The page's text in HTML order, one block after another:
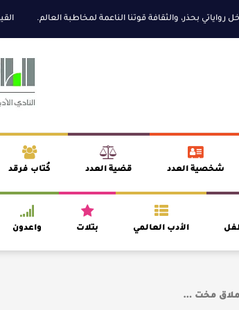
بحذر، والثقافة قوتنا الناعمة لمخاطبة العالم. القيمة
شخصية العدد قضية العدد كُتاب فرقد
الأدب العالمي بتلات واعدون
مخت …